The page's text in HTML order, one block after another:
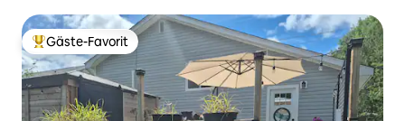
Beliebter Gäste-Favorit.
Gäste-Favorit